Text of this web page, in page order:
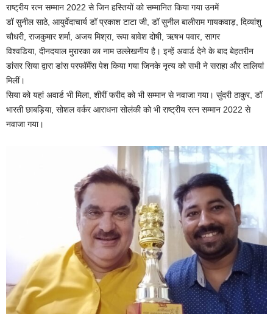
राष्ट्रीय रत्न सम्मान 2022 से जिन हस्तियों को सम्मानित किया गया उनमें
डॉ सुनील साठे, आयुर्वेदाचार्य डॉ प्रकाश टाटा जी, डॉ सुनील बालीराम गायकवाड़, दिव्यांशु
चौधरी, राजकुमार शर्मा, अजय मिश्रा, रूपा बावेश दोषी, ऋषभ पवार, सागर
विश्वडिया, दीनदयाल मुरारका का नाम उल्लेखनीय है। इन्हें अवार्ड देने के बाद बेहतरीन
डांसर सिया द्वारा डांस परफॉर्मेंस पेश किया गया जिनके नृत्य को सभी ने सराहा और तालियां
मिलीं।
सिया को यहां अवार्ड भी मिला, शीरीं फरीद को भी सम्मान से नवाजा गया। सुंदरी ठाकुर, डॉ
भारती छाबड़िया, सोशल वर्कर आराधना सोलंकी को भी राष्ट्रीय रत्न सम्मान 2022 से
नवाजा गया।